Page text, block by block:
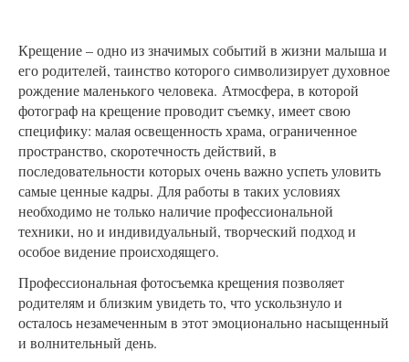
Крещение – одно из значимых событий в жизни малыша и
его родителей, таинство которого символизирует духовное
рождение маленького человека. Атмосфера, в которой
фотограф на крещение проводит съемку, имеет свою
специфику: малая освещенность храма, ограниченное
пространство, скоротечность действий, в
последовательности которых очень важно успеть уловить
самые ценные кадры. Для работы в таких условиях
необходимо не только наличие профессиональной
техники, но и индивидуальный, творческий подход и
особое видение происходящего.
Профессиональная фотосъемка крещения позволяет
родителям и близким увидеть то, что ускользнуло и
осталось незамеченным в этот эмоционально насыщенный
и волнительный день.